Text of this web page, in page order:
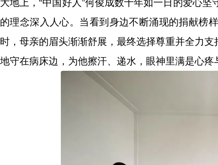
大地上，“中国好人”何俊成数十年如一日的爱心
的理念深入人心。当看到身边不断涌现的捐献榜
时，母亲的眉头渐渐舒展，最终选择尊重并全力
地守在病床边，为他擦汗、递水，眼神里满是心疼